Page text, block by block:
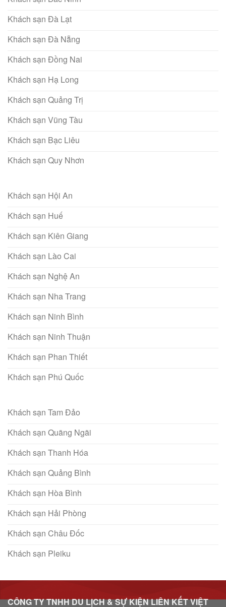
Khách sạn Đà Lạt
Khách sạn Đà Nẵng
Khách sạn Đồng Nai
Khách sạn Hạ Long
Khách sạn Quảng Trị
Khách sạn Vũng Tàu
Khách sạn Bạc Liêu
Khách sạn Quy Nhơn
Khách sạn Hội An
Khách sạn Huế
Khách sạn Kiên Giang
Khách sạn Lào Cai
Khách sạn Nghệ An
Khách sạn Nha Trang
Khách sạn Ninh Bình
Khách sạn Ninh Thuận
Khách sạn Phan Thiết
Khách sạn Phú Quốc
Khách sạn Tam Đảo
Khách sạn Quãng Ngãi
Khách sạn Thanh Hóa
Khách sạn Quảng Bình
Khách sạn Hòa Bình
Khách sạn Hải Phòng
Khách sạn Châu Đốc
Khách sạn Pleiku
CÔNG TY TNHH DU LỊCH & SỰ KIỆN LIÊN KẾT VIỆT